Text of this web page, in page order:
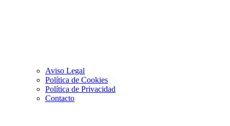
Aviso Legal
Política de Cookies
Política de Privacidad
Contacto